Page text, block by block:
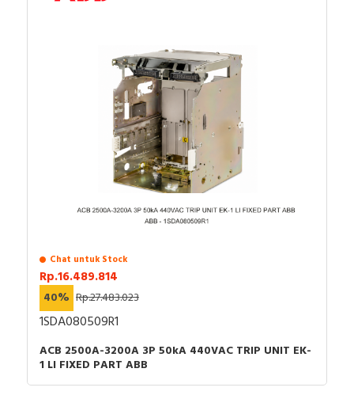
Chat untuk Stock
Rp.16.489.814
40% Rp.27.483.023
1SDA080509R1
ACB 2500A-3200A 3P 50kA 440VAC TRIP UNIT EK-
1 LI FIXED PART ABB